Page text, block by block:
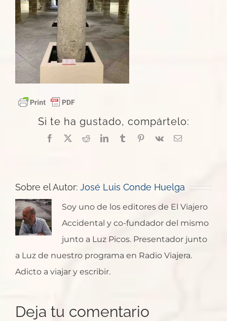
Si te ha gustado, compártelo:
Facebook
X RedditLinkedInTumblrPinterest
Vk
Correo
Sobre el Autor: José Luis Conde Huelga
Soy uno de los editores de El Viajero
Accidental y co-fundador del mismo
junto a Luz Picos. Presentador junto
a Luz de nuestro programa en Radio Viajera.
Adicto a viajar y escribir.
Deja tu comentario